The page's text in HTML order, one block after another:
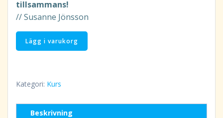
tillsammans!
// Susanne Jönsson
Högre
Medvetande
21-
2027
Lägg i varukorg
Kategori: Kurs
Beskrivning